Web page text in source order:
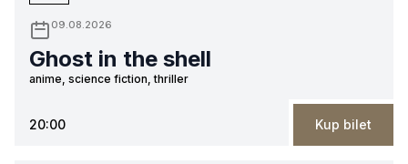
09.08.2026
Ghost in the shell
anime, science fiction, thriller
20:00 Kup bilet